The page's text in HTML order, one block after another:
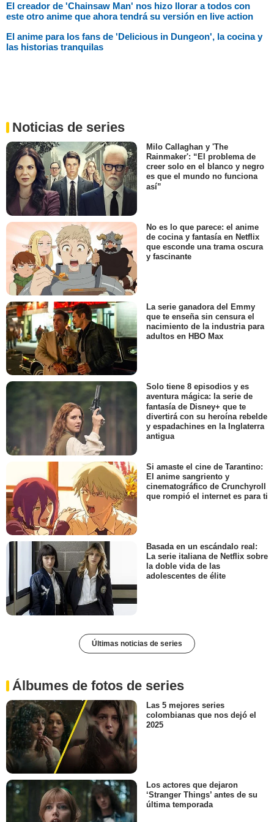
El creador de 'Chainsaw Man' nos hizo llorar a todos con
este otro anime que ahora tendrá su versión en live action
El anime para los fans de 'Delicious in Dungeon', la cocina y
las historias tranquilas
Noticias de series
Milo Callaghan y 'The
Rainmaker': “El problema de
creer solo en el blanco y negro
es que el mundo no funciona
así”
No es lo que parece: el anime
de cocina y fantasía en Netflix
que esconde una trama oscura
y fascinante
La serie ganadora del Emmy
que te enseña sin censura el
nacimiento de la industria para
adultos en HBO Max
Solo tiene 8 episodios y es
aventura mágica: la serie de
fantasía de Disney+ que te
divertirá con su heroína rebelde
y espadachines en la Inglaterra
antigua
Si amaste el cine de Tarantino:
El anime sangriento y
cinematográfico de Crunchyroll
que rompió el internet es para ti
Basada en un escándalo real:
La serie italiana de Netflix sobre
la doble vida de las
adolescentes de élite
Últimas noticias de series
Álbumes de fotos de series
Las 5 mejores series
colombianas que nos dejó el
2025
Los actores que dejaron
‘Stranger Things’ antes de su
última temporada